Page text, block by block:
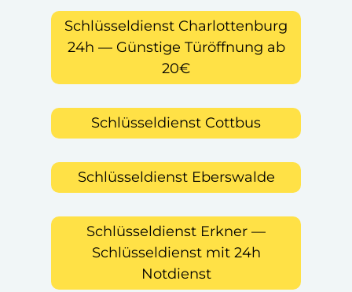
Schlüsseldienst Charlottenburg
24h — Günstige Türöffnung ab
20€
Schlüsseldienst Cottbus
Schlüsseldienst Eberswalde
Schlüsseldienst Erkner —
Schlüsseldienst mit 24h
Notdienst